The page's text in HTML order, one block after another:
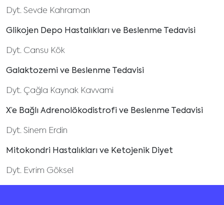
Dyt. Sevde Kahraman
Glikojen Depo Hastalıkları ve Beslenme Tedavisi
Dyt. Cansu Kök
Galaktozemi ve Beslenme Tedavisi
Dyt. Çağla Kaynak Kavvami
X’e Bağlı Adrenolökodistrofi ve Beslenme Tedavisi
Dyt. Sinem Erdin
Mitokondri Hastalıkları ve Ketojenik Diyet
Dyt. Evrim Göksel